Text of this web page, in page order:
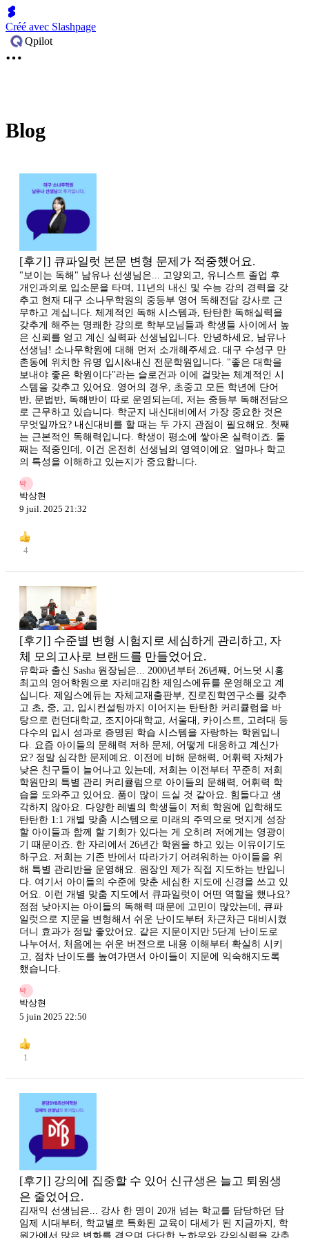
Créé avec Slashpage
Qpilot
Blog
[후기] 큐파일럿 본문 변형 문제가 적중했어요.
"보이는 독해" 남유나 선생님은... 고양외고, 유니스트 졸업 후
개인과외로 입소문을 타며, 11년의 내신 및 수능 강의 경력을 갖
추고 현재 대구 소나무학원의 중등부 영어 독해전담 강사로 근
무하고 계십니다. 체계적인 독해 시스템과, 탄탄한 독해실력을
갖추게 해주는 명쾌한 강의로 학부모님들과 학생들 사이에서 높
은 신뢰를 얻고 계신 실력파 선생님입니다. 안녕하세요, 남유나
선생님! 소나무학원에 대해 먼저 소개해주세요. 대구 수성구 만
촌동에 위치한 유명 입시&내신 전문학원입니다. "좋은 대학을
보내야 좋은 학원이다"라는 슬로건과 이에 걸맞는 체계적인 시
스템을 갖추고 있어요. 영어의 경우, 초중고 모든 학년에 단어
반, 문법반, 독해반이 따로 운영되는데, 저는 중등부 독해전담으
로 근무하고 있습니다. 학군지 내신대비에서 가장 중요한 것은
무엇일까요? 내신대비를 할 때는 두 가지 관점이 필요해요. 첫째
는 근본적인 독해력입니다. 학생이 평소에 쌓아온 실력이죠. 둘
째는 적중인데, 이건 온전히 선생님의 영역이에요. 얼마나 학교
의 특성을 이해하고 있는지가 중요합니다.
박
박상현
9 juil. 2025 21:32
4
[후기] 수준별 변형 시험지로 세심하게 관리하고, 자
체 모의고사로 브랜드를 만들었어요.
유학파 출신 Sasha 원장님은... 2000년부터 26년째, 어느덧 시흥
최고의 영어학원으로 자리매김한 제임스에듀를 운영해오고 계
십니다. 제임스에듀는 자체교재출판부, 진로진학연구소를 갖추
고 초, 중, 고, 입시컨설팅까지 이어지는 탄탄한 커리큘럼을 바
탕으로 런던대학교, 조지아대학교, 서울대, 카이스트, 고려대 등
다수의 입시 성과로 증명된 학습 시스템을 자랑하는 학원입니
다. 요즘 아이들의 문해력 저하 문제, 어떻게 대응하고 계신가
요? 정말 심각한 문제예요. 이전에 비해 문해력, 어휘력 자체가
낮은 친구들이 늘어나고 있는데, 저희는 이전부터 꾸준히 저희
학원만의 특별 관리 커리큘럼으로 아이들의 문해력, 어휘력 학
습을 도와주고 있어요. 품이 많이 드실 것 같아요. 힘들다고 생
각하지 않아요. 다양한 레벨의 학생들이 저희 학원에 입학해도
탄탄한 1:1 개별 맞춤 시스템으로 미래의 주역으로 멋지게 성장
할 아이들과 함께 할 기회가 있다는 게 오히려 저에게는 영광이
기 때문이죠. 한 자리에서 26년간 학원을 하고 있는 이유이기도
하구요. 저희는 기존 반에서 따라가기 어려워하는 아이들을 위
해 특별 관리반을 운영해요. 원장인 제가 직접 지도하는 반입니
다. 여기서 아이들의 수준에 맞춘 세심한 지도에 신경을 쓰고 있
어요. 이런 개별 맞춤 지도에서 큐파일럿이 어떤 역할을 했나요?
점점 낮아지는 아이들의 독해력 때문에 고민이 많았는데, 큐파
일럿으로 지문을 변형해서 쉬운 난이도부터 차근차근 대비시켰
더니 효과가 정말 좋았어요. 같은 지문이지만 5단계 난이도로
나누어서, 처음에는 쉬운 버전으로 내용 이해부터 확실히 시키
고, 점차 난이도를 높여가면서 아이들이 지문에 익숙해지도록
했습니다.
박
박상현
5 juin 2025 22:50
1
[후기] 강의에 집중할 수 있어 신규생은 늘고 퇴원생
은 줄었어요.
김재익 선생님은... 강사 한 명이 20개 넘는 학교를 담당하던 담
임제 시대부터, 학교별로 특화된 교육이 대세가 된 지금까지, 학
원가에서 많은 변화를 겪으며 단단한 노하우와 강의실력을 갖추